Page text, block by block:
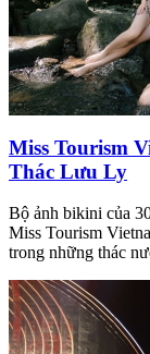
Miss Tourism
Thác Lưu Ly
Bộ ảnh bikini của
Miss Tourism
trong những thác